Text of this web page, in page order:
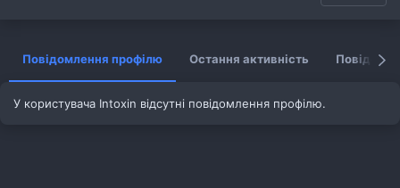
Повідомлення профілю Остання активність
У користувача Intoxin відсутні повідомлення профілю.